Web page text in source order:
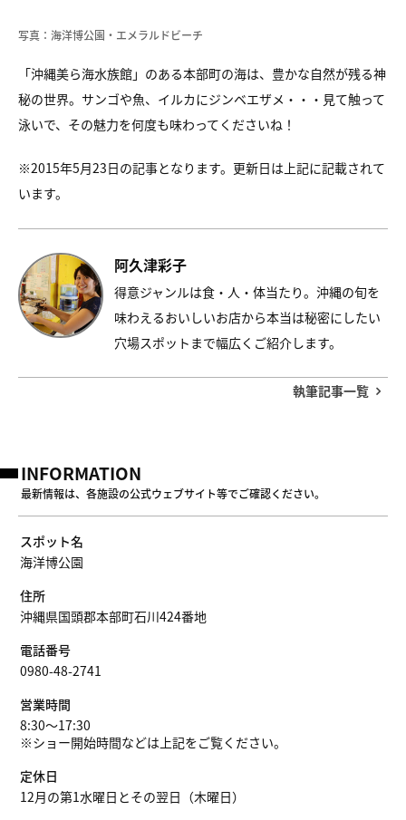
写真：海洋博公園・エメラルドビーチ
「沖縄美ら海水族館」のある本部町の海は、 豊かな自然が残る神
秘の世界。 サンゴや魚、イルカにジンベエザメ・・・ 見て触って
泳いで、その魅力を何度も味わってくださいね！
※2015年5月23日の記事となります。更新日は上記に記載されて
います。
阿久津彩子
得意ジャンルは食・人・体当たり。沖縄の旬を
味わえるおいしいお店から本当は秘密にしたい
穴場スポットまで幅広くご紹介します。
執筆記事一覧
INFORMATION
最新情報は、各施設の公式ウェブサイト等でご確認ください。
スポット名
海洋博公園
住所
沖縄県国頭郡本部町石川424番地
電話番号
0980-48-2741
営業時間
8:30～17:30
※ショー開始時間などは上記をご覧ください。
定休日
12月の第1水曜日とその翌日（木曜日）